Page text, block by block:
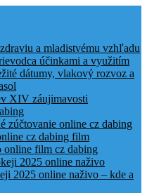
a mladistvému vzhľadu
účinkami a využitím
dátumy, vlakový rozvoz a
XIV záujimavosti
zúčtovanie online cz dabing
cz dabing film
online film cz dabing
2025 online naživo
2025 online naživo – kde a